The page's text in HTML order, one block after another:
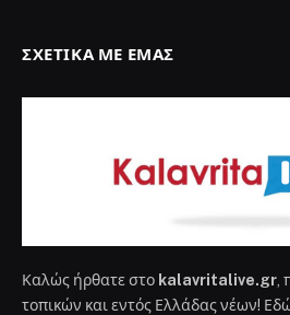
ΣΧΕΤΙΚΆ ΜΕ ΕΜΆΣ
Καλώς ήρθατε στο kalavritalive.gr
τοπικών και εντός Ελλάδας νέων!